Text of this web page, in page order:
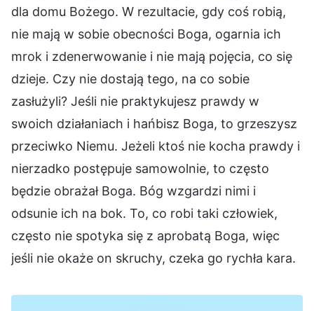
dla domu Bożego. W rezultacie, gdy coś robią,
nie mają w sobie obecności Boga, ogarnia ich
mrok i zdenerwowanie i nie mają pojęcia, co się
dzieje. Czy nie dostają tego, na co sobie
zasłużyli? Jeśli nie praktykujesz prawdy w
swoich działaniach i hańbisz Boga, to grzeszysz
przeciwko Niemu. Jeżeli ktoś nie kocha prawdy i
nierzadko postępuje samowolnie, to często
będzie obrażał Boga. Bóg wzgardzi nimi i
odsunie ich na bok. To, co robi taki człowiek,
często nie spotyka się z aprobatą Boga, więc
jeśli nie okaże on skruchy, czeka go rychła kara.